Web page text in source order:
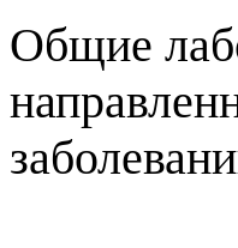
Общие